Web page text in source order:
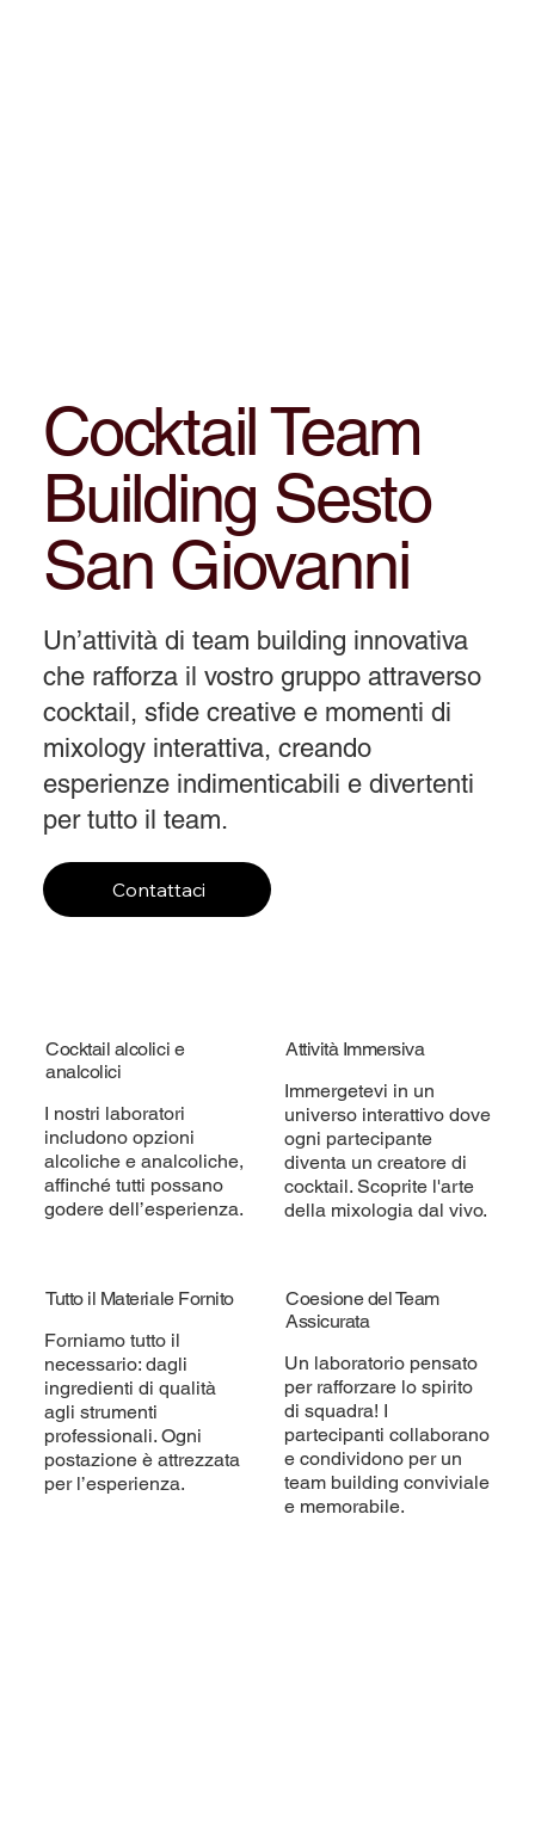
Cocktail Team
Building Sesto
San Giovanni
Un’attività di team building innovativa
che rafforza il vostro gruppo attraverso
cocktail, sfide creative e momenti di
mixology interattiva, creando
esperienze indimenticabili e divertenti
per tutto il team.
Contattaci
Cocktail alcolici e
analcolici
I nostri laboratori
includono opzioni
alcoliche e analcoliche,
affinché tutti possano
godere dell’esperienza.
Attività Immersiva
Immergetevi in un
universo interattivo dove
ogni partecipante
diventa un creatore di
cocktail. Scoprite l'arte
della mixologia dal vivo.
Tutto il Materiale Fornito
Forniamo tutto il
necessario: dagli
ingredienti di qualità
agli strumenti
professionali. Ogni
postazione è attrezzata
per l’esperienza.
Coesione del Team
Assicurata
Un laboratorio pensato
per rafforzare lo spirito
di squadra! I
partecipanti collaborano
e condividono per un
team building conviviale
e memorabile.